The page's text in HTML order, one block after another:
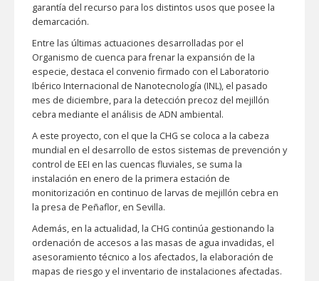
garantía del recurso para los distintos usos que posee la
demarcación.
Entre las últimas actuaciones desarrolladas por el
Organismo de cuenca para frenar la expansión de la
especie, destaca el convenio firmado con el Laboratorio
Ibérico Internacional de Nanotecnología (INL), el pasado
mes de diciembre, para la detección precoz del mejillón
cebra mediante el análisis de ADN ambiental.
A este proyecto, con el que la CHG se coloca a la cabeza
mundial en el desarrollo de estos sistemas de prevención y
control de EEI en las cuencas fluviales, se suma la
instalación en enero de la primera estación de
monitorización en continuo de larvas de mejillón cebra en
la presa de Peñaflor, en Sevilla.
Además, en la actualidad, la CHG continúa gestionando la
ordenación de accesos a las masas de agua invadidas, el
asesoramiento técnico a los afectados, la elaboración de
mapas de riesgo y el inventario de instalaciones afectadas.